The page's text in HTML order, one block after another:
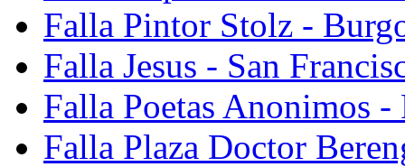
Falla Pintor Stolz -
Falla Jesus - San
Falla Poetas Anonimos
Falla Plaza Doctor